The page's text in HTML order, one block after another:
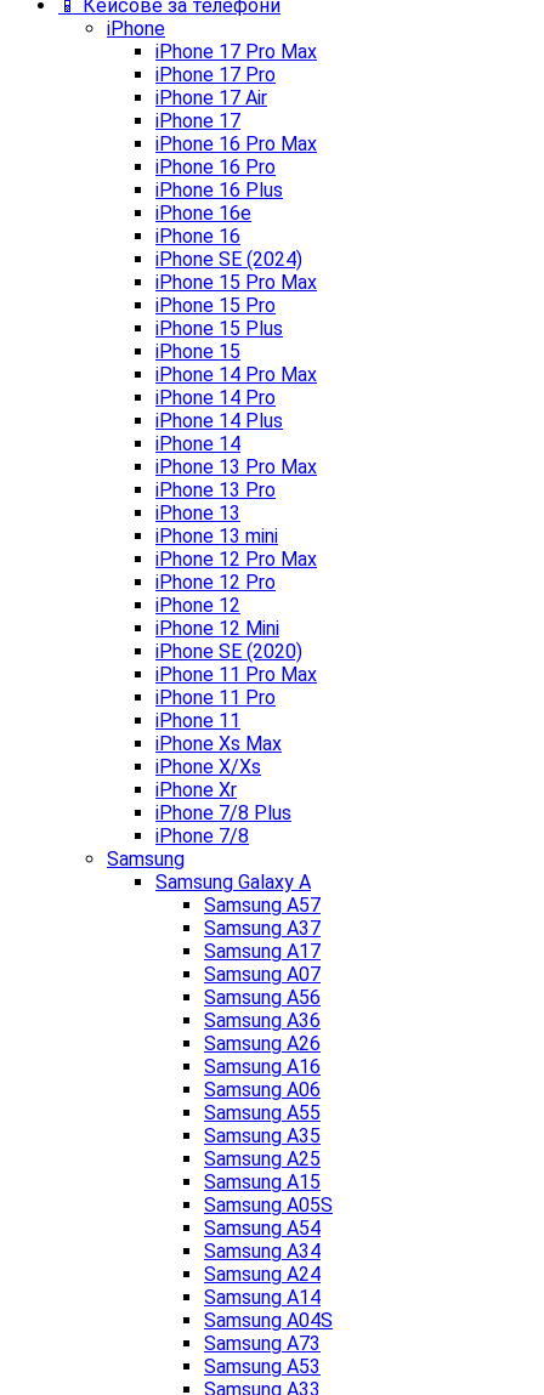
📱 Кейсове за телефони
iPhone
iPhone 17 Pro Max
iPhone 17 Pro
iPhone 17 Air
iPhone 17
iPhone 16 Pro Max
iPhone 16 Pro
iPhone 16 Plus
iPhone 16e
iPhone 16
iPhone SE (2024)
iPhone 15 Pro Max
iPhone 15 Pro
iPhone 15 Plus
iPhone 15
iPhone 14 Pro Max
iPhone 14 Pro
iPhone 14 Plus
iPhone 14
iPhone 13 Pro Max
iPhone 13 Pro
iPhone 13
iPhone 13 mini
iPhone 12 Pro Max
iPhone 12 Pro
iPhone 12
iPhone 12 Mini
iPhone SE (2020)
iPhone 11 Pro Max
iPhone 11 Pro
iPhone 11
iPhone Xs Max
iPhone X/Xs
iPhone Xr
iPhone 7/8 Plus
iPhone 7/8
Samsung
Samsung Galaxy A
Samsung A57
Samsung A37
Samsung A17
Samsung A07
Samsung A56
Samsung A36
Samsung A26
Samsung A16
Samsung A06
Samsung A55
Samsung A35
Samsung A25
Samsung A15
Samsung A05S
Samsung A54
Samsung A34
Samsung A24
Samsung A14
Samsung A04S
Samsung A73
Samsung A53
Samsung A33